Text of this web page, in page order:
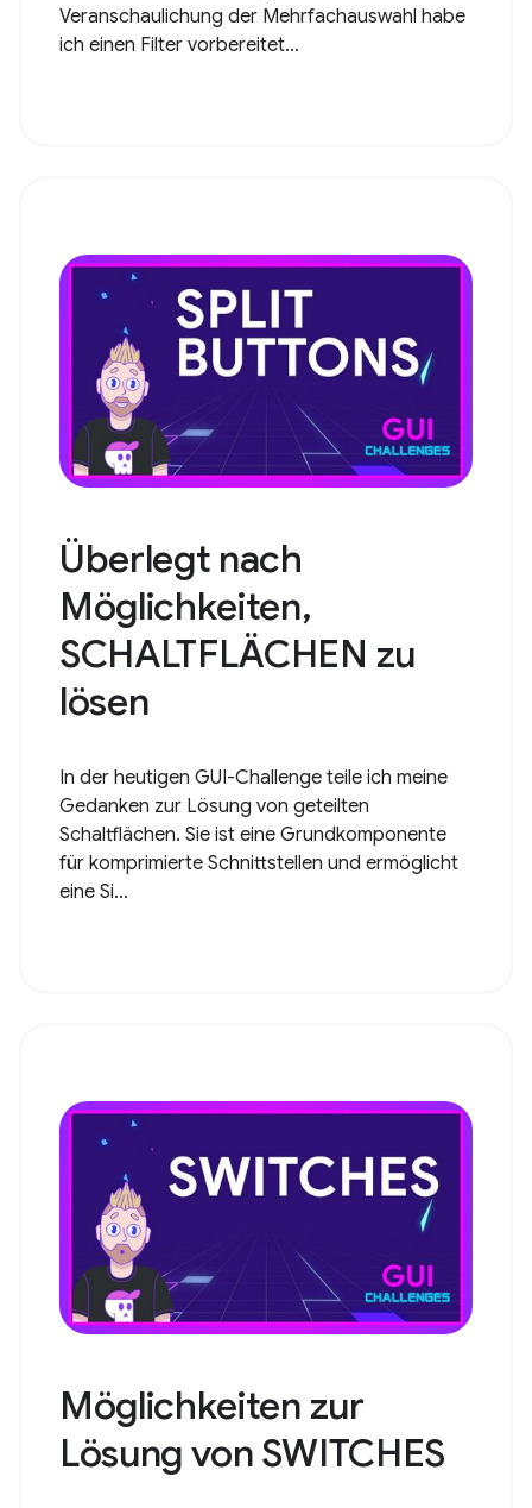
Veranschaulichung der Mehrfachauswahl habe
ich einen Filter vorbereitet...
Überlegt nach
Möglichkeiten,
SCHALTFLÄCHEN zu
lösen
In der heutigen GUI-Challenge teile ich meine
Gedanken zur Lösung von geteilten
Schaltflächen. Sie ist eine Grundkomponente
für komprimierte Schnittstellen und ermöglicht
eine Si...
Möglichkeiten zur
Lösung von SWITCHES